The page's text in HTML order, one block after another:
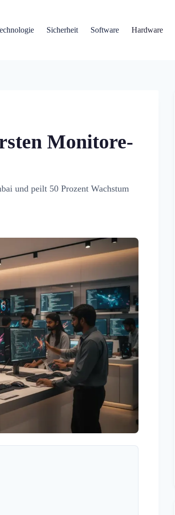
Sicherheit Software Hardware
Monitore-
und peilt 50 Prozent Wachstum